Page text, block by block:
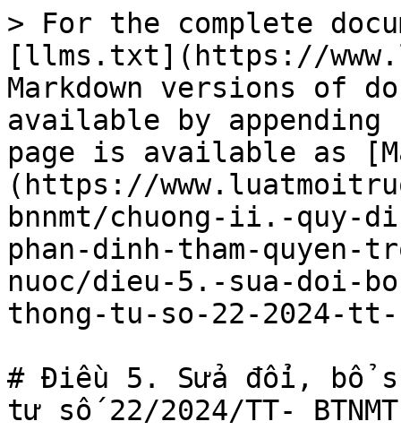
> For the complete
[llms.txt](https://
Markdown versions of
available by
page is available as
(https://
bnnmt/chuong-ii.-quy-
phan-dinh-tham-
nuoc/dieu-5.-sua-doi-
thong-tu-so-22-2024-tt-
# Điều 5. Sửa đổi, bổ
tư số 22/2024/TT- BTNMT